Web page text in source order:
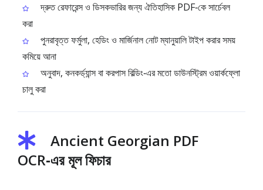
দ্রুত রেফারেন্স ও ডিসকভারির জন্য ঐতিহাসিক PDF‑কে সার্চেবল
করা
পুনরাবৃত্ত ফর্মুলা, হেডিং ও মার্জিনাল নোট ম্যানুয়ালি টাইপ করার সময়
কমিয়ে আনা
অনুবাদ, কনকর্ড্যান্স বা করপাস বিল্ডিং‑এর মতো ডাউনস্ট্রিম ওয়ার্কফ্লো
চালু করা
Ancient Georgian PDF
OCR‑এর মূল ফিচার